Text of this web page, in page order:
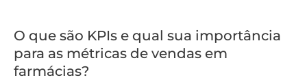
O que são KPIs e qual sua importância
para as métricas de vendas em
farmácias?